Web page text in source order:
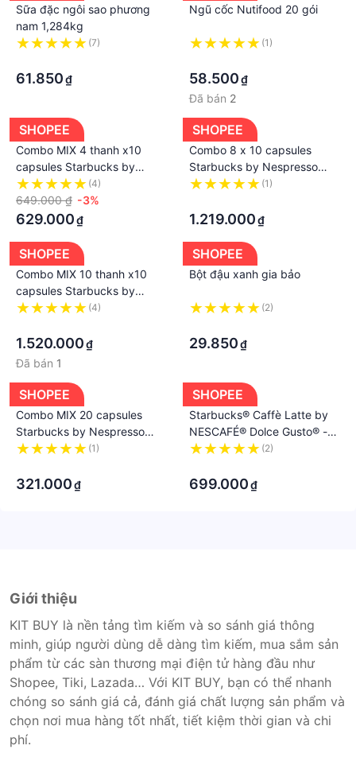
Sữa đặc ngôi sao phương
nam 1,284kg
(7)
61.850₫
Ngũ cốc Nutifood 20 gói
(1)
58.500₫
Đã bán 2
SHOPEE
Combo MIX 4 thanh x10
capsules Starbucks by
Nespresso DATE 03/2024-
07/2024
(4)
649.000 ₫ -3%
629.000₫
SHOPEE
Combo 8 x 10 capsules
Starbucks by Nespresso
DATE 03/2024-07/2024
(1)
1.219.000₫
SHOPEE
Combo MIX 10 thanh x10
capsules Starbucks by
Nespresso DATE 03/2024-
(4)
1.520.000₫
Đã bán 1
SHOPEE
Bột đậu xanh gia bảo
(2)
29.850₫
SHOPEE
Combo MIX 20 capsules
Starbucks by Nespresso
DATE 03/2024-09/2024
(1)
321.000₫
SHOPEE
Starbucks® Caffè Latte by
NESCAFÉ® Dolce Gusto® -
PACK 36 Capsules, DATE
(2)
699.000₫
Giới thiệu
KIT BUY là nền tảng tìm kiếm và so sánh giá thông
minh, giúp người dùng dễ dàng tìm kiếm, mua sắm sản
phẩm từ các sàn thương mại điện tử hàng đầu như
Shopee, Tiki, Lazada… Với KIT BUY, bạn có thể nhanh
chóng so sánh giá cả, đánh giá chất lượng sản phẩm và
chọn nơi mua hàng tốt nhất, tiết kiệm thời gian và chi
phí.